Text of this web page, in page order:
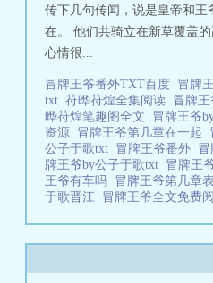
又
缘
传下几句传闻，说是皇帝和
在。 他们共骑立在新草覆盖
心情很...
冒牌王爷番外TXT百度 冒牌
txt 苻晔苻煌全集阅读 冒牌
晔苻煌笔趣阁全文 冒牌王爷
资源 冒牌王爷第几章在一起
公子于歌txt 冒牌王爷番外
牌王爷by公子于歌txt 冒牌王
王爷有车吗 冒牌王爷第几章
于歌晋江 冒牌王爷全文免费